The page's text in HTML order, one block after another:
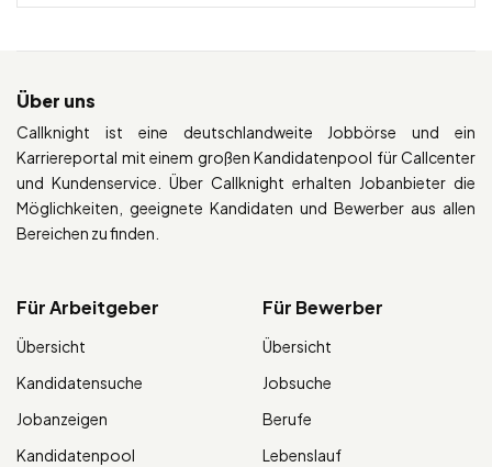
Über uns
Callknight ist eine deutschlandweite Jobbörse und ein
Karriereportal mit einem großen Kandidatenpool für Callcenter
und Kundenservice. Über Callknight erhalten Jobanbieter die
Möglichkeiten, geeignete Kandidaten und Bewerber aus allen
Bereichen zu finden.
Für Arbeitgeber
Übersicht
Kandidatensuche
Jobanzeigen
Kandidatenpool
Für Bewerber
Übersicht
Jobsuche
Berufe
Lebenslauf